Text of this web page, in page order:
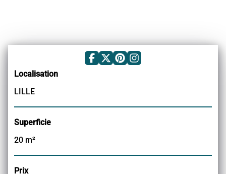
Localisation
LILLE
Superficie
20 m²
Prix